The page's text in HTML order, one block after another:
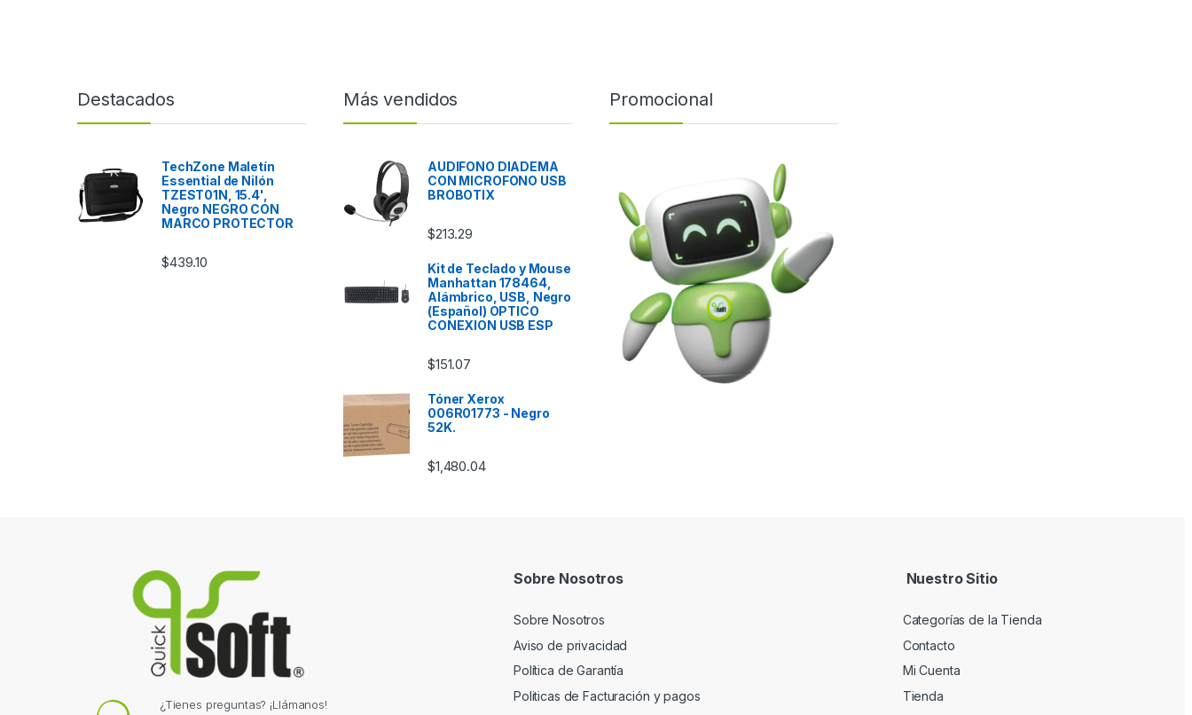
Destacados
TechZone Maletín
Essential de Nilón
TZEST01N, 15.4',
Negro NEGRO CON
MARCO PROTECTOR
$439.10
Más vendidos
AUDIFONO DIADEMA
CON MICROFONO USB
BROBOTIX
$213.29
Kit de Teclado y Mouse
Manhattan 178464,
Alámbrico, USB, Negro
(Español) OPTICO
CONEXION USB ESP
$151.07
Tóner Xerox
006R01773 - Negro
52K.
$1,480.04
Promocional
¿Tienes preguntas? ¡Llámanos!
Sobre Nosotros
Sobre Nosotros
Aviso de privacidad
Política de Garantía
Politicas de Facturación y pagos
Nuestro Sitio
Categorías de la Tienda
Contacto
Mi Cuenta
Tienda